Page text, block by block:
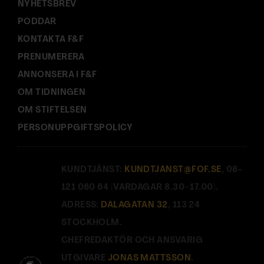
NYHETSBREV
PODDAR
KONTAKTA F&F
PRENUMERERA
ANNONSERA I F&F
OM TIDNINGEN
OM STIFTELSEN
PERSONUPPGIFTSPOLICY
KUNDTJÄNST: KUNDTJANST@FOF.SE , 08-
121 060 64 (VARDAGAR 8.30–17.00).
ADRESS: DALAGATAN 32 , 113 24
STOCKHOLM.
CHEFREDAKTÖR OCH ANSVARIG
UTGIVARE JONAS MATTSSON.